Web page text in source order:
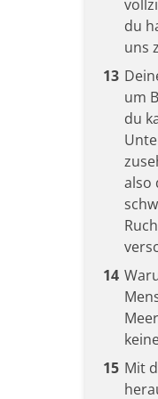
du
uns
13
um
du
also
14
15 Mit